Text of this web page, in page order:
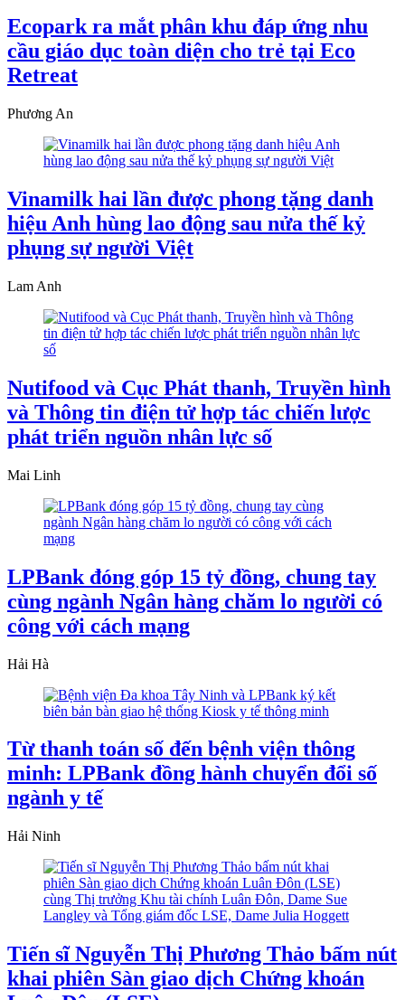
Ecopark ra mắt phân khu đáp ứng nhu
cầu giáo dục toàn diện cho trẻ tại Eco
Retreat
Phương An
Vinamilk hai lần được phong tặng danh
hiệu Anh hùng lao động sau nửa thế kỷ
phụng sự người Việt
Lam Anh
Nutifood và Cục Phát thanh, Truyền hình
và Thông tin điện tử hợp tác chiến lược
phát triển nguồn nhân lực số
Mai Linh
LPBank đóng góp 15 tỷ đồng, chung tay
cùng ngành Ngân hàng chăm lo người có
công với cách mạng
Hải Hà
Từ thanh toán số đến bệnh viện thông
minh: LPBank đồng hành chuyển đổi số
ngành y tế
Hải Ninh
Tiến sĩ Nguyễn Thị Phương Thảo bấm nút
khai phiên Sàn giao dịch Chứng khoán